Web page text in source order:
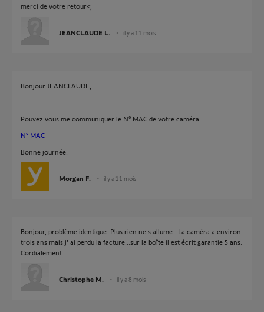
merci de votre retour<;
JEANCLAUDE L. il y a 11 mois
Bonjour JEANCLAUDE,
Pouvez vous me communiquer le N° MAC de votre caméra.
N° MAC
Bonne journée.
Morgan F. il y a 11 mois
Bonjour, problème identique. Plus rien ne s allume . La caméra a environ
trois ans mais j' ai perdu la facture...sur la boîte il est écrit garantie 5 ans.
Cordialement
Christophe M. il y a 8 mois